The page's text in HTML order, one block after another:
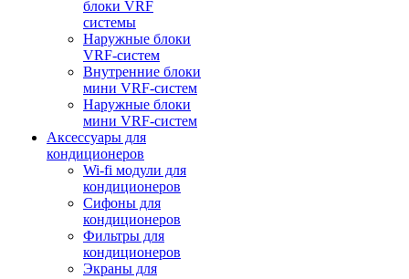
блоки VRF
системы
Наружные блоки
VRF-систем
Внутренние блоки
мини VRF-систем
Наружные блоки
мини VRF-систем
Аксессуары для
кондиционеров
Wi-fi модули для
кондиционеров
Сифоны для
кондиционеров
Фильтры для
кондиционеров
Экраны для